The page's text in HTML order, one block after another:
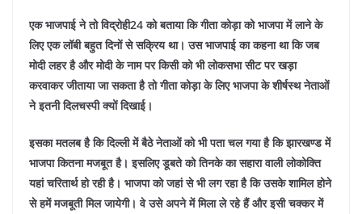
एक भाजपाई ने तो विद्रोही24 को बताया कि गीता कोड़ा को भाजपा में लाने के
लिए एक लॉबी बहुत दिनों से सक्रिय था। उस भाजपाई का कहना था कि जब
मोदी लहर है और मोदी के नाम पर किसी को भी लोकसभा सीट पर खड़ा
करवाकर जीताया जा सकता है तो गीता कोड़ा के लिए भाजपा के शीर्षस्थ नेताओं
ने इतनी दिलचस्पी क्यों दिखाई।
इसका मतलब है कि दिल्ली में बैठे नेताओं को भी पता चल गया है कि झारखण्ड में
भाजपा कितना मजबूत है। इसलिए डूबते को तिनके का सहारा वाली लोकोक्ति
यहां चरितार्थ हो रही है। भाजपा को जहां से भी लग रहा है कि उसके शामिल होने
से हमें मजबूती मिल जायेगी। वे उसे अपने में मिला ले रहे हैं और इसी चक्कर में